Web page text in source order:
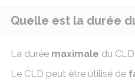
Quelle est la durée
La durée maximale du
Le CLD peut être utilisé de